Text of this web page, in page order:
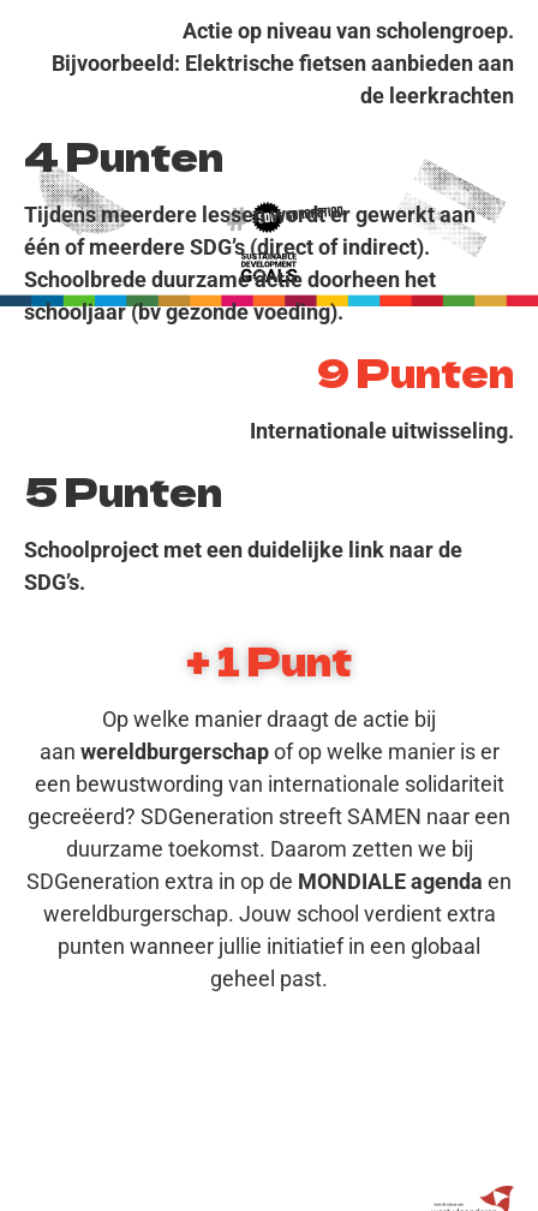
Actie op niveau van scholengroep.
Bijvoorbeeld: Elektrische fietsen aanbieden aan
de leerkrachten
4 Punten
Tijdens meerdere lessen wordt er gewerkt aan
één of meerdere SDG’s (direct of indirect).
Schoolbrede duurzame actie doorheen het
schooljaar (bv gezonde voeding).
9 Punten
Internationale uitwisseling.
5 Punten
Schoolproject met een duidelijke link naar de
SDG’s.
+ 1 Punt
Op welke manier draagt de actie bij
aan wereldburgerschapof op welke manier is er
een bewustwording van internationale solidariteit
gecreëerd? SDGeneration streeft SAMEN naar een
duurzame toekomst. Daarom zetten we bij
SDGeneration extra in op de MONDIALE agenda en
wereldburgerschap. Jouw school verdient extra
punten wanneer jullie initiatief in een globaal
geheel past.